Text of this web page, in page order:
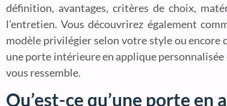
définition, avantages, critères de choix,
l’entretien. Vous découvrirez également
modèle privilégier selon votre style ou encore
une porte intérieure en applique personnalisée
vous ressemble.
Qu’est-ce qu’une porte en